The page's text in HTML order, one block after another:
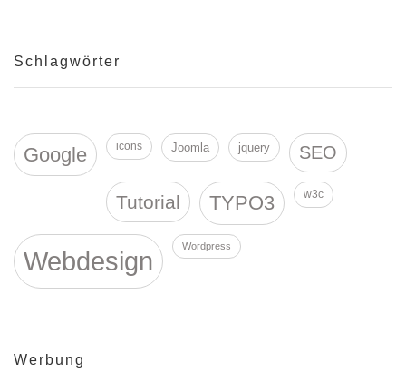
Schlagwörter
Google icons Joomla jquery SEO
Tutorial TYPO3 w3c
Webdesign Wordpress
Werbung